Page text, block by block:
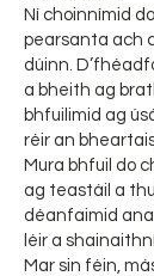
Ní choinnímid
pearsanta ach
dúinn.
a bheith ag
bhfuilimid ag
réir an
Mura bhfuil do
ag teastáil a
déanfaimid
léir a
Mar sin féin,